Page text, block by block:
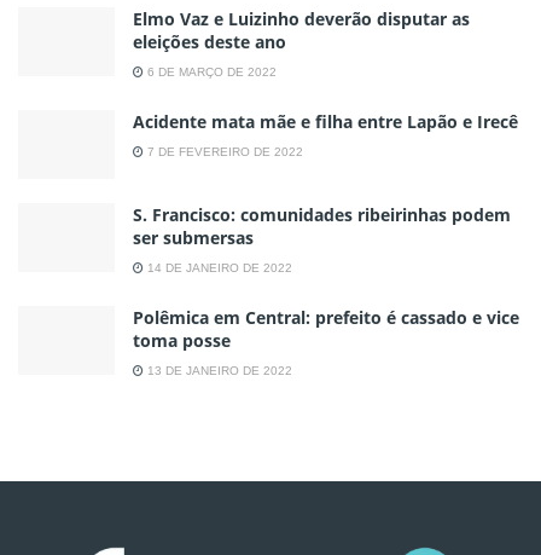
Elmo Vaz e Luizinho deverão disputar as
eleições deste ano
6 DE MARÇO DE 2022
Acidente mata mãe e filha entre Lapão e Irecê
7 DE FEVEREIRO DE 2022
S. Francisco: comunidades ribeirinhas podem
ser submersas
14 DE JANEIRO DE 2022
Polêmica em Central: prefeito é cassado e vice
toma posse
13 DE JANEIRO DE 2022